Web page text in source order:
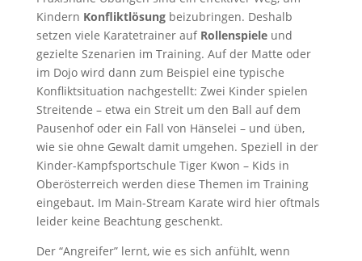
Kindern Konfliktlösungbeizubringen. Deshalb
setzen viele Karatetrainer auf Rollenspieleund
gezielte Szenarien im Training. Auf der Matte oder
im Dojo wird dann zum Beispiel eine typische
Konfliktsituation nachgestellt: Zwei Kinder spielen
Streitende – etwa ein Streit um den Ball auf dem
Pausenhof oder ein Fall von Hänselei – und üben,
wie sie ohne Gewalt damit umgehen. Speziell in der
Kinder-Kampfsportschule Tiger Kwon – Kids in
Oberösterreich werden diese Themen im Training
eingebaut. Im Main-Stream Karate wird hier oftmals
leider keine Beachtung geschenkt.
Der “Angreifer” lernt, wie es sich anfühlt, wenn